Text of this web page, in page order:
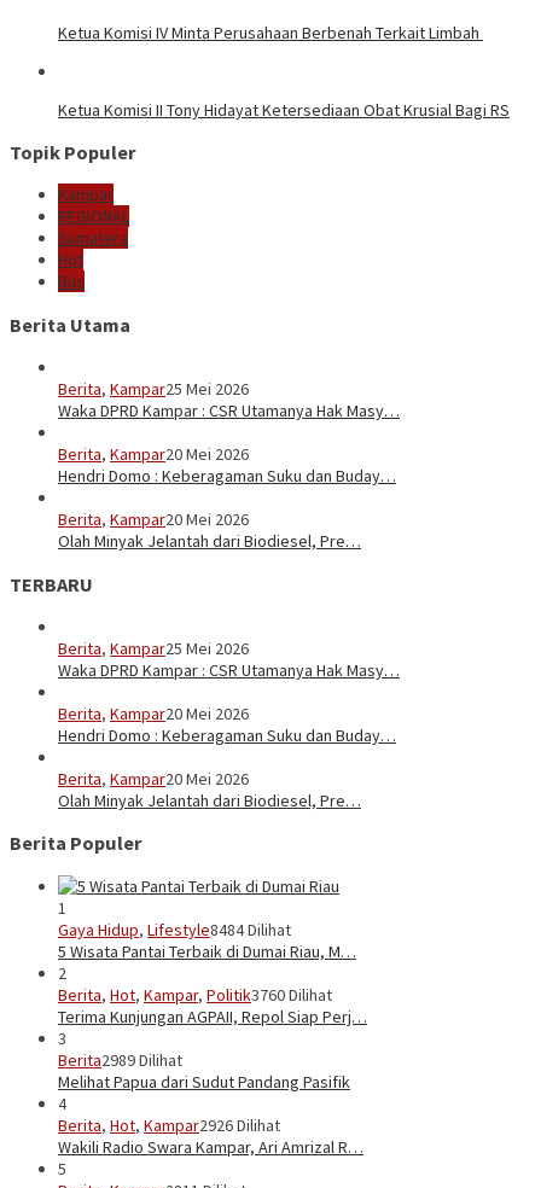
Ketua Komisi IV Minta Perusahaan Berbenah Terkait Limbah
Ketua Komisi II Tony Hidayat Ketersediaan Obat Krusial Bagi RS
Topik Populer
Kampar
REGIONAL
Sumatera
Hot
Bus
Berita Utama
Berita, Kampar25 Mei 2026
Waka DPRD Kampar : CSR Utamanya Hak Masy…
Berita, Kampar20 Mei 2026
Hendri Domo : Keberagaman Suku dan Buday…
Berita, Kampar20 Mei 2026
Olah Minyak Jelantah dari Biodiesel, Pre…
TERBARU
Berita, Kampar25 Mei 2026
Waka DPRD Kampar : CSR Utamanya Hak Masy…
Berita, Kampar20 Mei 2026
Hendri Domo : Keberagaman Suku dan Buday…
Berita, Kampar20 Mei 2026
Olah Minyak Jelantah dari Biodiesel, Pre…
Berita Populer
1
Gaya Hidup, Lifestyle8484 Dilihat
5 Wisata Pantai Terbaik di Dumai Riau, M…
2
Berita, Hot, Kampar, Politik3760 Dilihat
Terima Kunjungan AGPAII, Repol Siap Perj…
3
Berita2989 Dilihat
Melihat Papua dari Sudut Pandang Pasifik
4
Berita, Hot, Kampar2926 Dilihat
Wakili Radio Swara Kampar, Ari Amrizal R…
5